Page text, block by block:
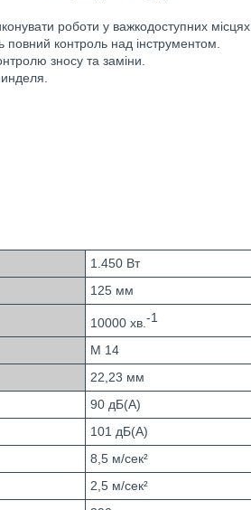
роботи у важкодоступних місцях.
повний контроль над інструментом.
зносу та заміни.
1.450 Вт
125 мм
10000 хв. -1
М 14
22,23 мм
90 дБ(А)
101 дБ(А)
8,5 м/сек²
2,5 м/сек²